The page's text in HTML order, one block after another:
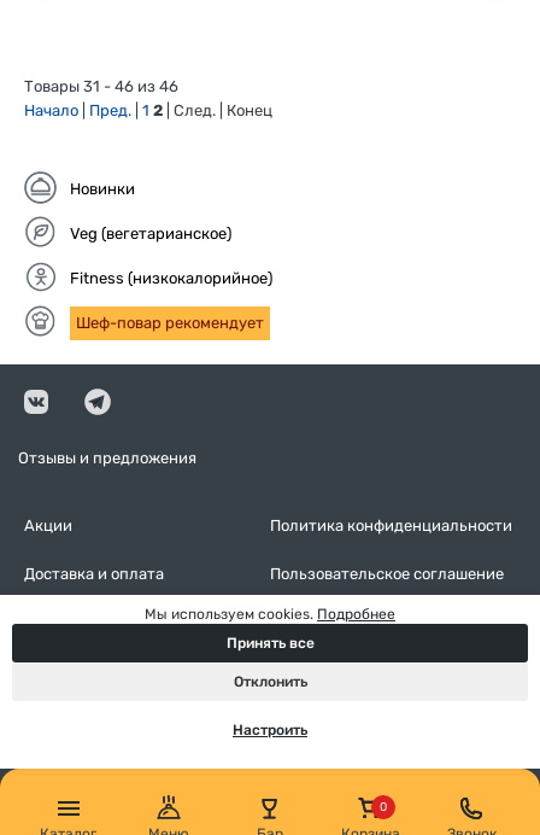
Товары 31 - 46 из 46
Начало
Пред. 1 2 | След. | Конец
Новинки
Veg (вегетарианское)
Fitness (низкокалорийное)
Шеф-повар рекомендует
Отзывы и предложения
Акции
Доставка и оплата
Контакты
Политика конфиденциальности
Пользовательское соглашение
Оставить отзыв
Мы используем cookies. Подробнее
Принять все
Отклонить
Настроить